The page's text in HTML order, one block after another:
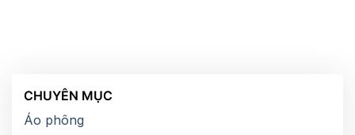
CHUYÊN MỤC
Áo phông